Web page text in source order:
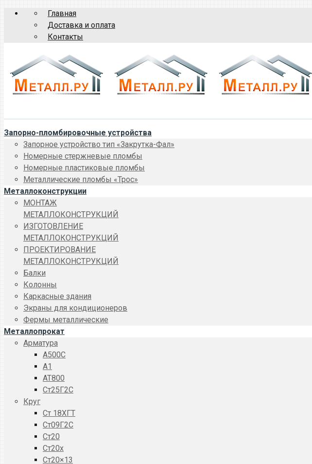
Главная
Доставка и оплата
Контакты
Запорно-пломбировочные устройства
Запорное устройство тип «Закрутка-Фал»
Номерные стержневые пломбы
Номерные пластиковые пломбы
Металлические пломбы «Трос»
Металлоконструкции
МОНТАЖ
МЕТАЛЛОКОНСТРУКЦИЙ
ИЗГОТОВЛЕНИЕ
МЕТАЛЛОКОНСТРУКЦИЙ
ПРОЕКТИРОВАНИЕ
МЕТАЛЛОКОНСТРУКЦИЙ
Балки
Колонны
Каркасные здания
Экраны для кондиционеров
Фермы металлические
Металлопрокат
Арматура
A500C
А1
АТ800
Ст25Г2С
Круг
Ст 18ХГТ
Ст09Г2С
Ст20
Ст20x
Ст20×13